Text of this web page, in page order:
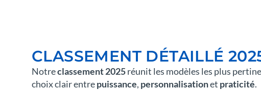
CLASSEMENT DÉTAILLÉ
Notreclassement 2025réunit les modèles les plus
choix clair entrepuissance, personnalisationet praticité.